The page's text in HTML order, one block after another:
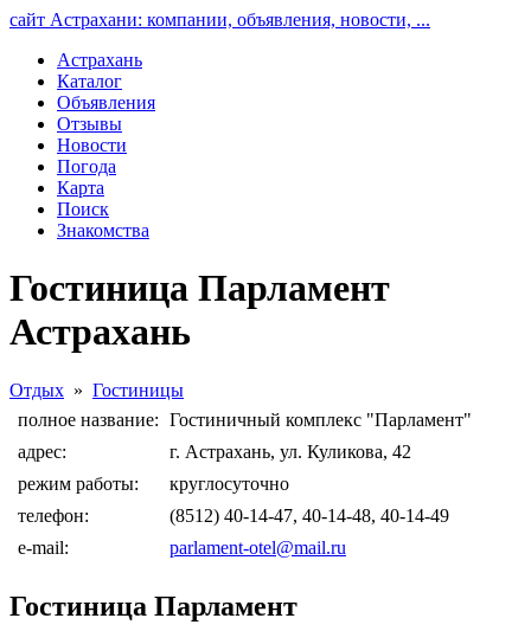
сайт Астрахани: компании, объявления, новости, ...
Астрахань
Каталог
Объявления
Отзывы
Новости
Погода
Карта
Поиск
Знакомства
Гостиница Парламент
Астрахань
Отдых » Гостиницы
полное название: Гостиничный комплекс "Парламент"
адрес:
г. Астрахань, ул. Куликова, 42
режим работы:
круглосуточно
телефон:
(8512) 40-14-47, 40-14-48, 40-14-49
e-mail:
parlament-otel@mail.ru
Гостиница Парламент